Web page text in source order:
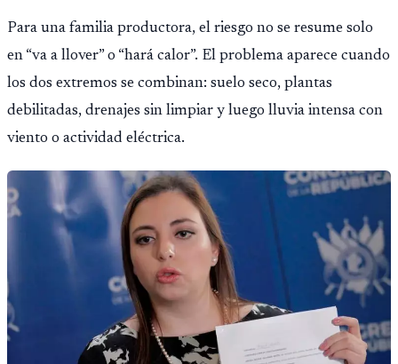
Para una familia productora, el riesgo no se resume solo
en “va a llover” o “hará calor”. El problema aparece cuando
los dos extremos se combinan: suelo seco, plantas
debilitadas, drenajes sin limpiar y luego lluvia intensa con
viento o actividad eléctrica.